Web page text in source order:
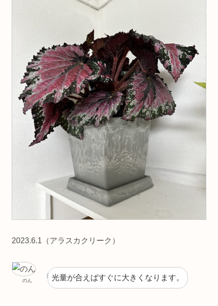
2023.6.1（アラスカクリーク）
のん 光量が合えばすぐに大きくなります。